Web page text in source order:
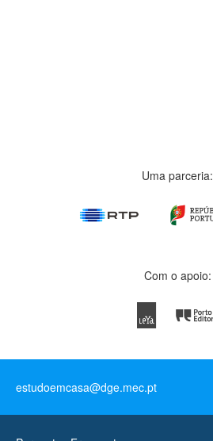
Uma parceria:
Com o apoio:
estudoemcasa@dge.mec.pt